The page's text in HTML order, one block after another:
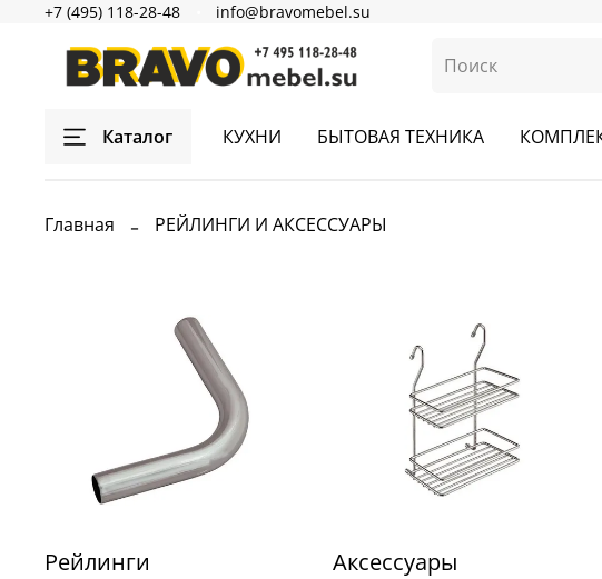
+7 (495) 118-28-48 info@bravomebel.su
Каталог КУХНИ БЫТОВАЯ ТЕХНИКА
Главная РЕЙЛИНГИ И АКСЕССУАРЫ
Рейлинги Аксессуары